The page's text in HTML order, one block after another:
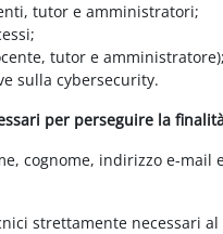
tutor e amministratori;
tutor e amministratore);
sulla cybersecurity.
per perseguire la
cognome, indirizzo e-
strettamente necessari